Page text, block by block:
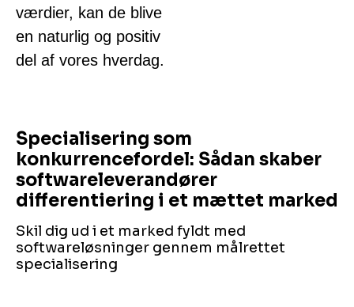
værdier, kan de blive
en naturlig og positiv
del af vores hverdag.
Specialisering som
konkurrencefordel: Sådan skaber
softwareleverandører
differentiering i et mættet marked
Skil dig ud i et marked fyldt med
softwareløsninger gennem målrettet
specialisering